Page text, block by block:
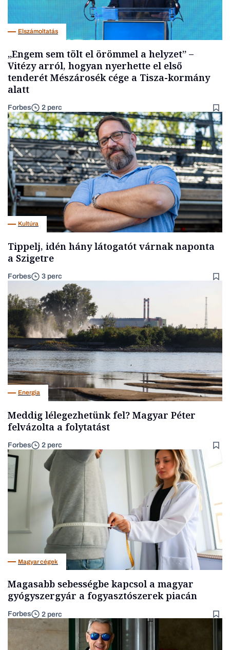
Elszámoltatás
„Engem sem tölt el örömmel a helyzet” –
Vitézy arról, hogyan nyerhette el első
tenderét Mészárosék cége a Tisza-kormány
alatt
Forbes 2 perc
Kultúra
Tippelj, idén hány látogatót várnak naponta
a Szigetre
Forbes 3 perc
Energia
Meddig lélegezhetünk fel? Magyar Péter
felvázolta a folytatást
Forbes 2 perc
Magyar cégek
Magasabb sebességbe kapcsol a magyar
gyógyszergyár a fogyasztószerek piacán
Forbes 2 perc